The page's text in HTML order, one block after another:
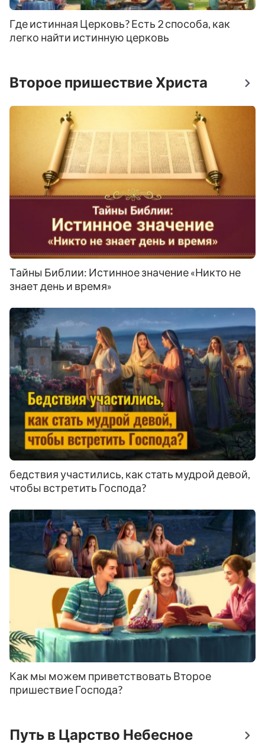
Где истинная Церковь? Есть 2 способа, как
легко найти истинную церковь
Второе пришествие Христа
Тайны Библии: Истинное значение «Никто не
знает день и время»
бедствия участились, как стать мудрой девой,
чтобы встретить Господа?
Как мы можем приветствовать Второе
пришествие Господа?
Путь в Царство Небесное